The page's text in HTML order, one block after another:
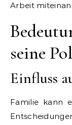
Arbeit
seine
Einfluss
Familie kann